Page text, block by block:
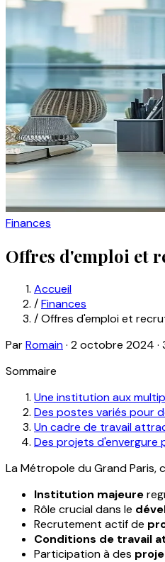
Finances
Offres d'emploi et
Accueil
/Finances
/Offres d'emploi et
ParRomain· 2 octobre 2024 ·
Sommaire
Une institution aux
Des postes variés pour
Un cadre de travail
Des projets d'envergure
La Métropole du Grand
Institution majeure
Rôle crucial dans le
Recrutement actif de
Conditions de travail
Participation à des